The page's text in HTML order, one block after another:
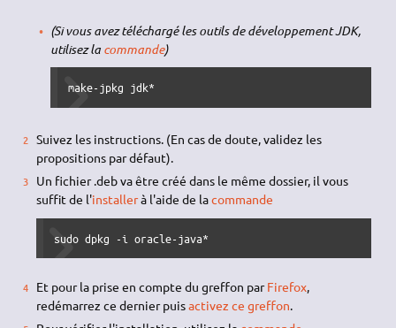
(Si vous avez téléchargé les outils de développement JDK,
utilisez la commande)
make-jpkg jdk*
Suivez les instructions. (En cas de doute, validez les
propositions par défaut).
Un fichier .deb va être créé dans le même dossier, il vous
suffit de l'installerà l'aide de lacommande
sudo dpkg -i oracle-java*
Et pour la prise en compte du greffon parFirefox,
redémarrez ce dernier puisactivez ce greffon